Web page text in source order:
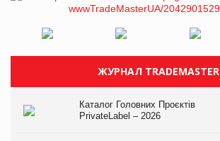
ЖУРНАЛ TRADEMASTER
Каталог Головних Проєктів
PrivateLabel – 2026